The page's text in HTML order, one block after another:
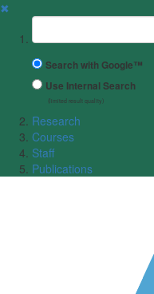
✖
Suchbegriff
Search with Google™
Use Internal Search
(limited result quality)
Research
Courses
Staff
Publications